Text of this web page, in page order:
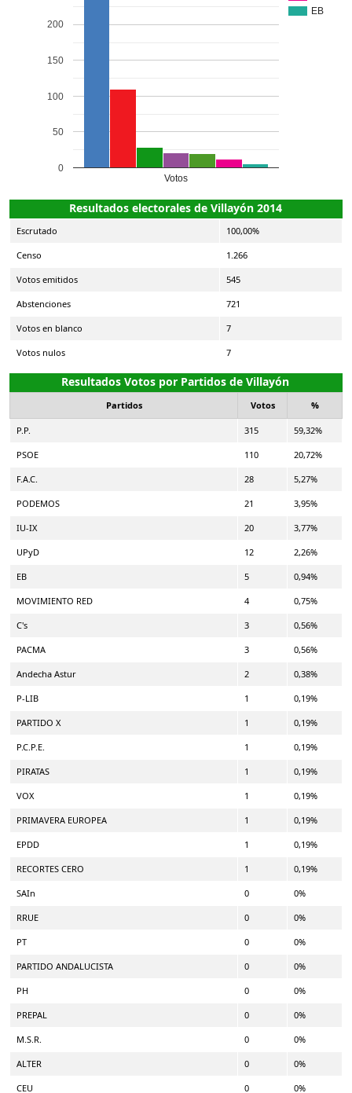
EB
Votos
0
50
100
150
200
Resultados electorales de Villayón 2014
Escrutado 100,00%
Censo 1.266
Votos emitidos 545
Abstenciones 721
Votos en blanco 7
Votos nulos 7
Resultados Votos por Partidos de Villayón
Partidos Votos %
P.P. 315 59,32%
PSOE 110 20,72%
F.A.C. 28 5,27%
PODEMOS 21 3,95%
IU-IX 20 3,77%
UPyD 12 2,26%
EB 5 0,94%
MOVIMIENTO RED 4 0,75%
C's 3 0,56%
PACMA 3 0,56%
Andecha Astur 2 0,38%
P-LIB 1 0,19%
PARTIDO X 1 0,19%
P.C.P.E. 1 0,19%
PIRATAS 1 0,19%
VOX 1 0,19%
PRIMAVERA EUROPEA 1 0,19%
EPDD 1 0,19%
RECORTES CERO 1 0,19%
SAIn 0 0%
RRUE 0 0%
PT 0 0%
PARTIDO ANDALUCISTA 0 0%
PH 0 0%
PREPAL 0 0%
M.S.R. 0 0%
ALTER 0 0%
CEU 0 0%